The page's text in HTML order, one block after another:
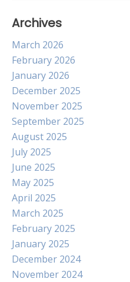
Archives
March 2026
February 2026
January 2026
December 2025
November 2025
September 2025
August 2025
July 2025
June 2025
May 2025
April 2025
March 2025
February 2025
January 2025
December 2024
November 2024